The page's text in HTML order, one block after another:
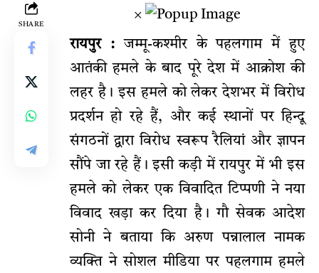
SHARE
×
रायपुर :जम्मू-कश्मीर के पहलगाम में हुए
आतंकी हमले के बाद पूरे देश में आक्रोश की
लहर है। इस हमले को लेकर देशभर में विरोध
प्रदर्शन हो रहे हैं, और कई स्थानों पर हिन्दू
संगठनों द्वारा विरोध स्वरूप रैलियां और ज्ञापन
सौंपे जा रहे हैं। इसी कड़ी में रायपुर में भी इस
हमले को लेकर एक विवादित टिप्पणी ने नया
विवाद खड़ा कर दिया है। गौ सेवक आदेश
सोनी ने बताया कि अरुण पन्नालाल नामक
व्यक्ति ने सोशल मीडिया पर पहलगाम हमले